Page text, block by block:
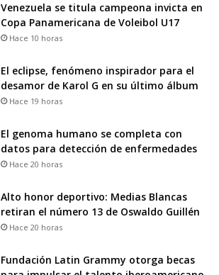
Venezuela se titula campeona invicta en
Copa Panamericana de Voleibol U17
Hace 10 horas
El eclipse, fenómeno inspirador para el
desamor de Karol G en su último álbum
Hace 19 horas
El genoma humano se completa con
datos para detección de enfermedades
Hace 20 horas
Alto honor deportivo: Medias Blancas
retiran el número 13 de Oswaldo Guillén
Hace 20 horas
Fundación Latin Grammy otorga becas